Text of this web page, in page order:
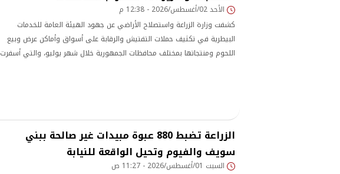
الأحد 02/أغسطس/2026 - 12:38 م
كشفت وزارة الزراعة واستصلاح الأراضي عن جهود الهيئة العامة للخدمات
البيطرية في تكثيف حملات التفتيش والرقابة على أسواق وأماكن عرض وبيع
اللحوم ومنتجاتها بمختلف محافظات الجمهورية خلال شهر يوليو، والتي أسفرت
الزراعة تضبط 880 عبوة مبيدات غير صالحة ببني
سويف والفيوم وتحيل الواقعة للنيابة
السبت 01/أغسطس/2026 - 11:27 ص